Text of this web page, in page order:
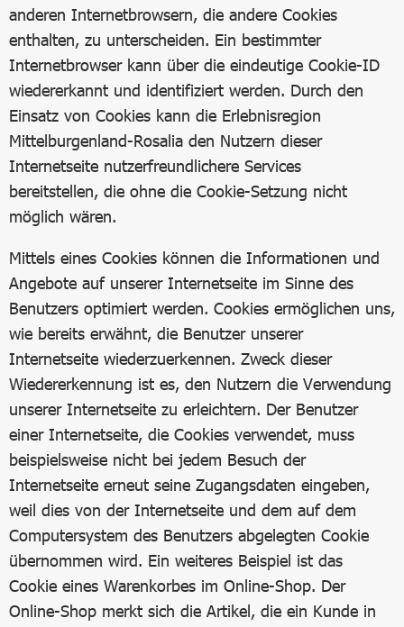
anderen Internetbrowsern, die andere Cookies
enthalten, zu unterscheiden. Ein bestimmter
Internetbrowser kann über die eindeutige Cookie-ID
wiedererkannt und identifiziert werden. Durch den
Einsatz von Cookies kann die Erlebnisregion
Mittelburgenland-Rosalia den Nutzern dieser
Internetseite nutzerfreundlichere Services
bereitstellen, die ohne die Cookie-Setzung nicht
möglich wären.
Mittels eines Cookies können die Informationen und
Angebote auf unserer Internetseite im Sinne des
Benutzers optimiert werden. Cookies ermöglichen uns,
wie bereits erwähnt, die Benutzer unserer
Internetseite wiederzuerkennen. Zweck dieser
Wiedererkennung ist es, den Nutzern die Verwendung
unserer Internetseite zu erleichtern. Der Benutzer
einer Internetseite, die Cookies verwendet, muss
beispielsweise nicht bei jedem Besuch der
Internetseite erneut seine Zugangsdaten eingeben,
weil dies von der Internetseite und dem auf dem
Computersystem des Benutzers abgelegten Cookie
übernommen wird. Ein weiteres Beispiel ist das
Cookie eines Warenkorbes im Online-Shop. Der
Online-Shop merkt sich die Artikel, die ein Kunde in